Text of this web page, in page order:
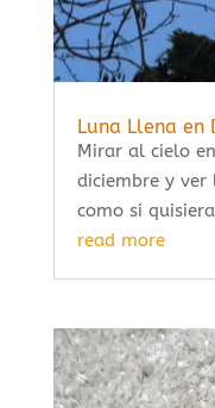
Luna Llena en
Mirar al cielo
diciembre y
como si
read more